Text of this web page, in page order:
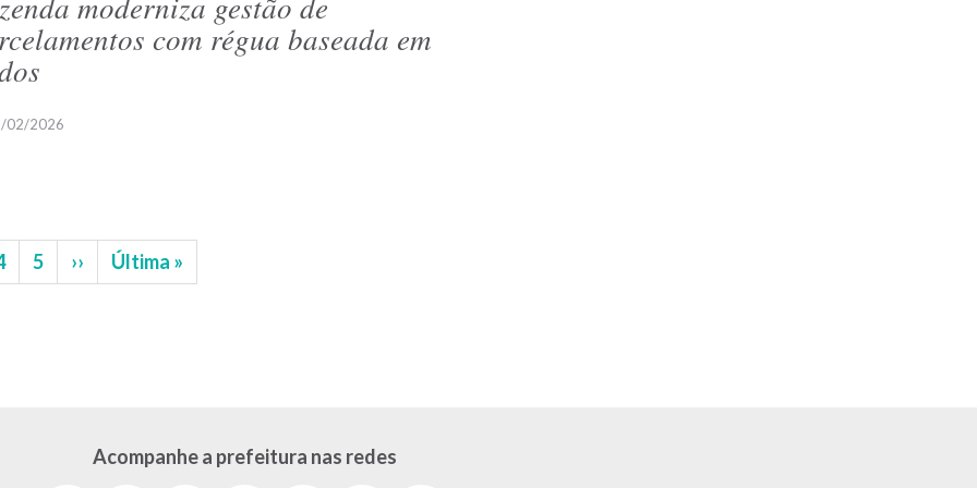
com régua baseada em
02/2026
Página
5
Próxima
página
››
Última
página
Última »
Acompanhe a prefeitura nas redes